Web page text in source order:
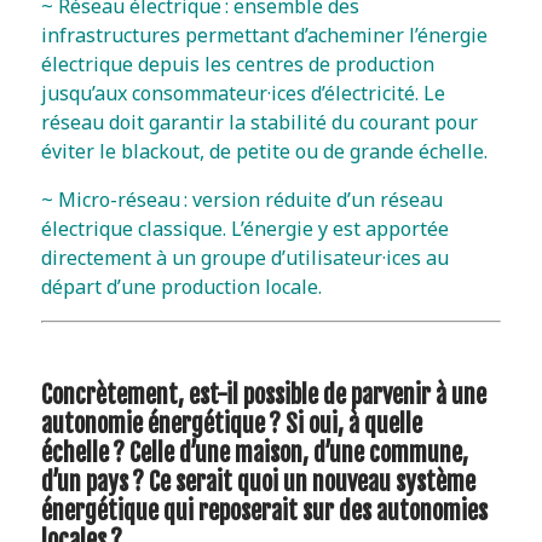
~ Réseau électrique : ensemble des
infrastructures permettant d’acheminer l’énergie
électrique depuis les centres de production
jusqu’aux consommateur·ices d’électricité. Le
réseau doit garantir la stabilité du courant pour
éviter le blackout, de petite ou de grande échelle.
~ Micro-réseau : version réduite d’un réseau
électrique classique. L’énergie y est apportée
directement à un groupe d’utilisateur·ices au
départ d’une production locale.
Concrètement, est-il possible de parvenir à une
autonomie énergétique ? Si oui, à quelle
échelle ? Celle d’une maison, d’une commune,
d’un pays ? Ce serait quoi un nouveau système
énergétique qui reposerait sur des autonomies